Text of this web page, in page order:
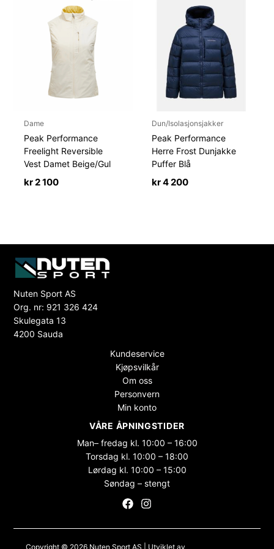
Dame
Peak Performance
Freelight Reversible
Vest Damet Beige/Gul
kr 2 100
Dun/Isolasjonsjakker
Peak Performance
Herre Frost Dunjakke
Puffer Blå
kr4 200
Nuten Sport AS
Org. nr: 921 326 424
Skulegata 13
4200 Sauda
Kundeservice
Kjøpsvilkår
Om oss
Personvern
Min konto
VÅRE ÅPNINGSTIDER
Man– fredag kl. 10:00 – 16:00
Torsdag kl. 10:00 – 18:00
Lørdag kl. 10:00 – 15:00
Søndag – stengt
Copyright © 2026 Nuten Sport AS | Utviklet av